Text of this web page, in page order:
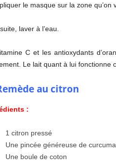
le masque sur la zone
laver à l’eau.
C et les antioxydants
Le lait quant à lui fonctionne
au citron
:
1 citron pressé
Une pincée généreuse de
Une boule de coton